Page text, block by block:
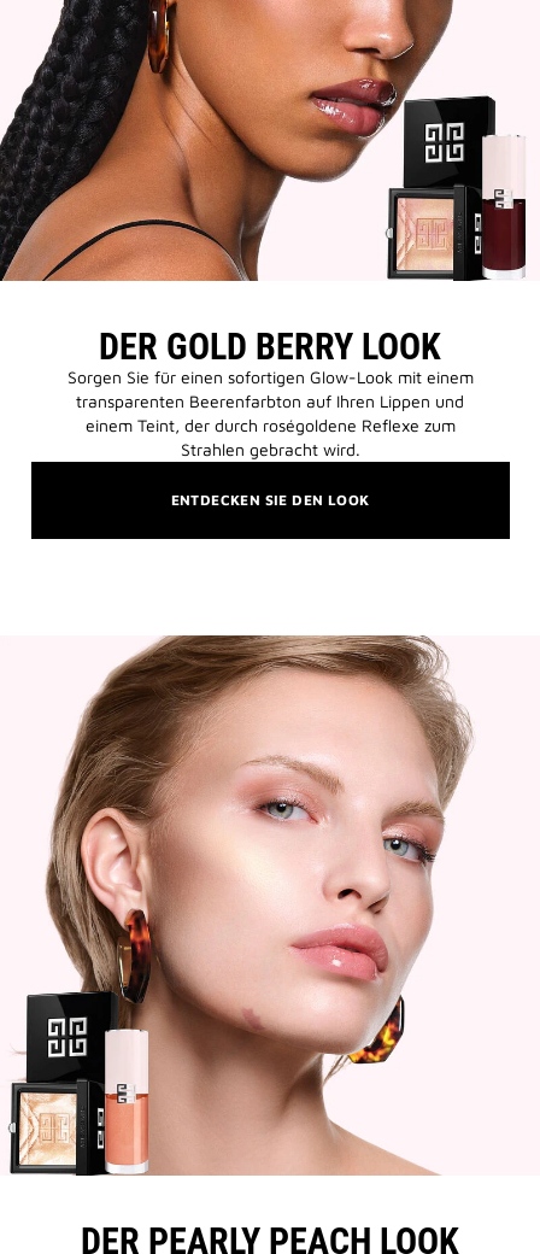
DER GOLD BERRY LOOK
Sorgen Sie für einen sofortigen Glow-Look mit einem
transparenten Beerenfarbton auf Ihren Lippen und
einem Teint, der durch roségoldene Reflexe zum
Strahlen gebracht wird.
ENTDECKEN SIE DEN LOOK
DER PEARLY PEACH LOOK